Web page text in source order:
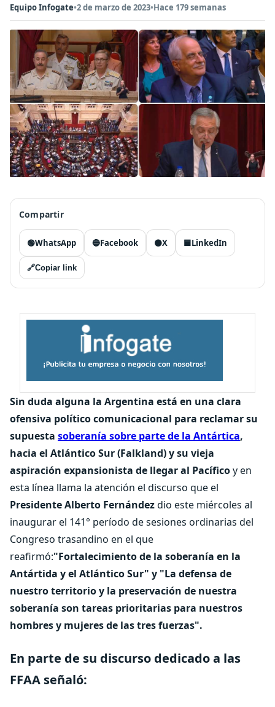
Equipo Infogate•2 de marzo de 2023•Hace 179 semanas
Compartir
🟢WhatsApp 🔵Facebook ⚫X 🟦LinkedIn
🔗Copiar link
Sin duda alguna la Argentina está en una clara
ofensiva político comunicacional para reclamar su
supuesta soberanía sobre parte de la Antártica,
hacia el Atlántico Sur (Falkland) y su vieja
aspiración expansionista de llegar al Pacíficoy en
esta línea llama la atención el discurso que el
Presidente Alberto Fernándezdio este miércoles al
inaugurar el 141° período de sesiones ordinarias del
Congreso trasandino en el que
reafirmó:"Fortalecimiento de la soberanía en la
Antártida y el Atlántico Sur" y "La defensa de
nuestro territorio y la preservación de nuestra
soberanía son tareas prioritarias para nuestros
hombres y mujeres de las tres fuerzas".
En parte de su discurso dedicado a las
FFAA señaló: